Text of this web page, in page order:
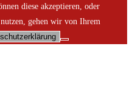
diese akzeptieren, oder
gehen wir von Ihrem